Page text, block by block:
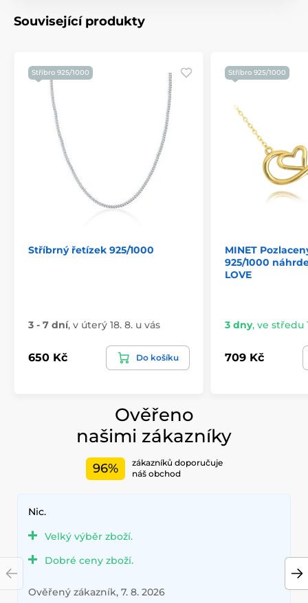
Související produkty
Stříbro 925/1000
Stříbrný řetízek 925/1000
3 - 7 dní, v úterý 18. 8. u vás
650 Kč Do košíku
Stříbro 925/1000
MINET
925/1000
LOVE
3 dny, ve středu
709 Kč
Ověřeno
našimi zákazníky
96%
zákazníků doporučuje
náš obchod
Nic.
Velký výběr zboží.
Dobré ceny zboží.
Ověřený zákazník, 7. 8. 2026